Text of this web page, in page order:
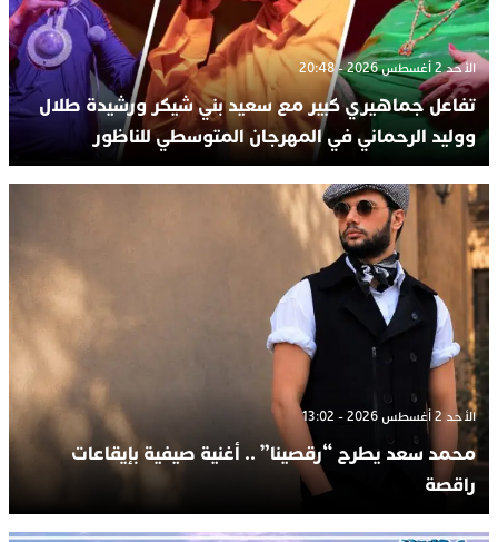
الأحد 2 أغسطس 2026 - 20:48
تفاعل جماهيري كبير مع سعيد بني شيكر ورشيدة طلال
ووليد الرحماني في المهرجان المتوسطي للناظور
الأحد 2 أغسطس 2026 - 13:02
محمد سعد يطرح “رقصينا” .. أغنية صيفية بإيقاعات
راقصة